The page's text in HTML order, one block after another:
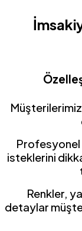
Profesyonel
isteklerini
Renkler,
detaylar